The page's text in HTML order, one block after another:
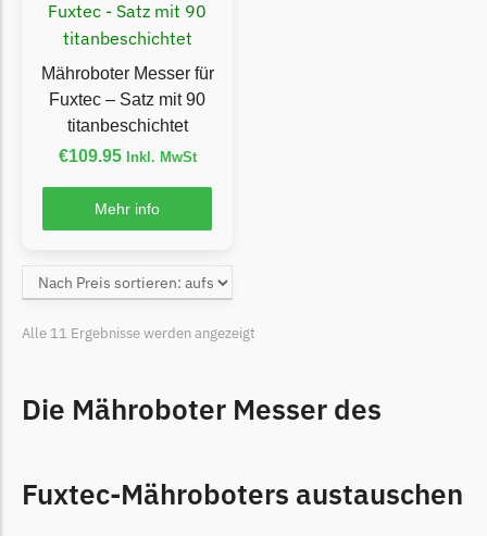
LandXcape Messer
Begrenzungsdraht
LawnBott
LawnBott Messer
Begrenzungsdraht
Lizard Messer
LUX-Tools
LUX-Tools Messer
Mammotion
McCulloch
Mähroboter Messer für
Fuxtec – Satz mit 90
titanbeschichtet
€109.95 Inkl. MwSt
Mehr info
Alle 11 Ergebnisse werden angezeigt
Die Mähroboter Messer des
Fuxtec-Mähroboters austauschen